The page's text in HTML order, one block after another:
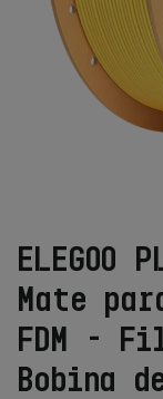
ELEGOO
Mate
FDM -
Bobina